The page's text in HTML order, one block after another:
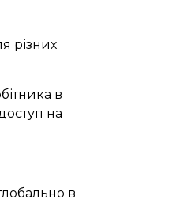
різних
в
на
в